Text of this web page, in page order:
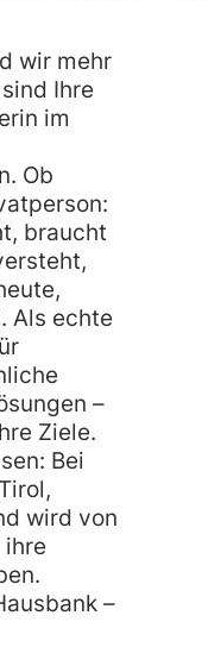
wir mehr
Ihre
im
Ob
braucht
Als echte
–
Ziele.
Bei
wird von
–